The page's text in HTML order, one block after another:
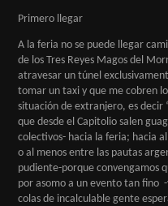
Primero llegar
A la feria no se puede llegar
de los Tres Reyes Magos del
atravesar un túnel
tomar un taxi y que me cobren
situación de extranjero, es
que desde el Capitolio salen
colectivos- hacia la feria; hacia
o al menos entre las pautas
pudiente-porque convengamos
por asomo a un evento tan fino
colas de incalculable gente